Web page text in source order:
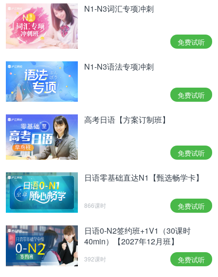
N1-N3词汇专项冲刺
免费试听
N1-N3语法专项冲刺
免费试听
高考日语【方案订制班】
免费试听
日语零基础直达N1【甄选畅学卡】
866课时 免费试听
日语0-N2签约班+1V1（30课时
40min）【2027年12月班】
392课时 免费试听